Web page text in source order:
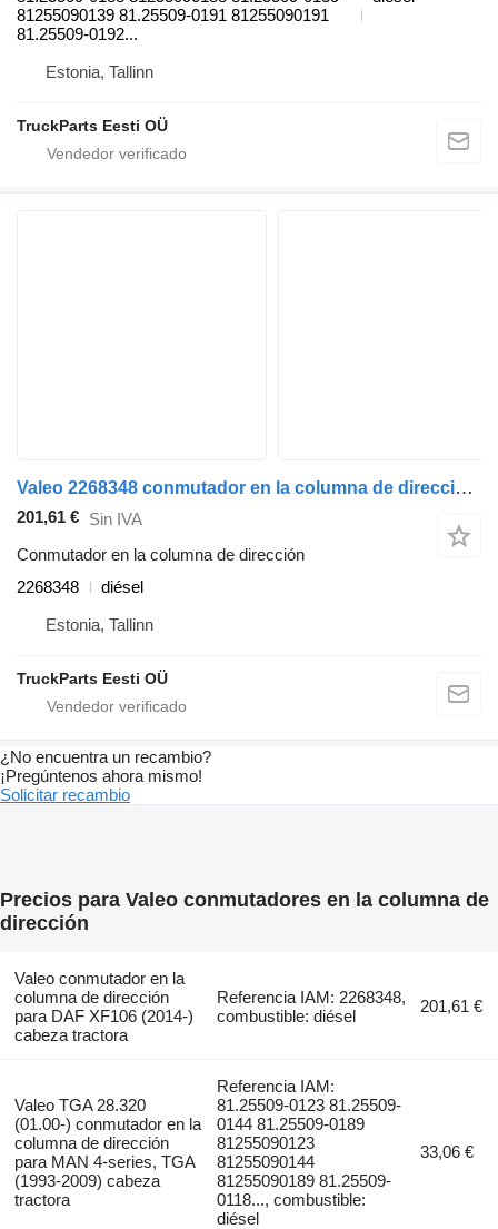
81255090139 81.25509-0191 81255090191
81.25509-0192...
Estonia, Tallinn
TruckParts Eesti OÜ
Valeo 2268348 conmutador en la columna de dirección para DAF XF106 (2014-) cabeza tractora
201,61 € Sin IVA
Conmutador en la columna de dirección
2268348
diésel
Estonia, Tallinn
TruckParts Eesti OÜ
¿No encuentra un recambio?
¡Pregúntenos ahora mismo!
Solicitar recambio
Precios para Valeo conmutadores en la columna de
dirección
Valeo conmutador en la
columna de dirección
para DAF XF106 (2014-)
cabeza tractora
Referencia IAM: 2268348,
combustible: diésel
201,61 €
Valeo TGA 28.320
(01.00-) conmutador en la
columna de dirección
para MAN 4-series, TGA
(1993-2009) cabeza
tractora
Referencia IAM:
81.25509-0123 81.25509-
0144 81.25509-0189
81255090123
81255090144
81255090189 81.25509-
0118..., combustible:
diésel
33,06 €